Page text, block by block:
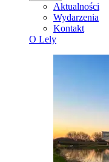
Aktualności
Wydarzenia
Kontakt
O Lely